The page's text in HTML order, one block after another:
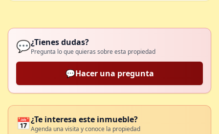
💬¿Tienes dudas?
Pregunta lo que quieras sobre esta propiedad
💬Hacer una pregunta
📅¿Te interesa este inmueble?
Agenda una visita y conoce la propiedad